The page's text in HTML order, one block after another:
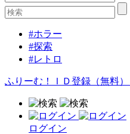
#ホラー
#探索
#レトロ
ふりーむ！ＩＤ登録（無料）
ログイン